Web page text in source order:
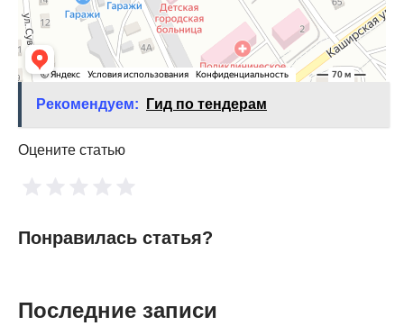
Рекомендуем: Гид по тендерам
Оцените статью
Понравилась статья?
Последние записи